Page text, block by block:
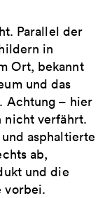
Parallel der
in
Ort, bekannt
und das
Achtung – hier
nicht verfährt.
asphaltierte
ab,
und die
vorbei.